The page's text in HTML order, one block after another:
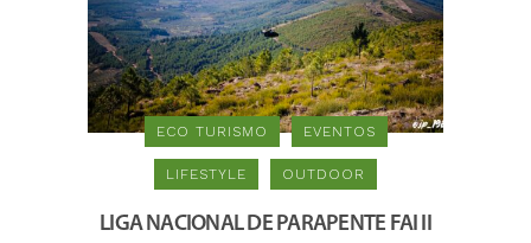
ECO TURISMO EVENTOS
LIFESTYLE OUTDOOR
LIGA NACIONAL DE PARAPENTE FAI II